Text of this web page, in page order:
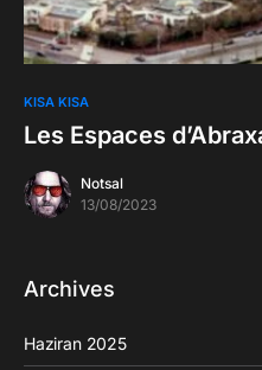
KISA KISA
Les Espaces
Notsal
13/08/2023
Archives
Haziran 2025